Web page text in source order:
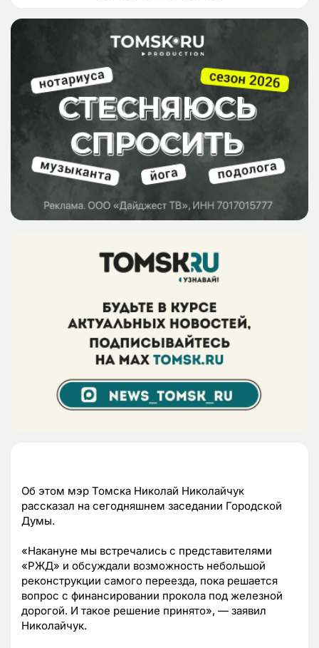
Об этом мэр Томска Николай Николайчук
рассказал на сегодняшнем заседании Городской
Думы.
«Накануне мы встречались с представителями
«РЖД» и обсуждали возможность небольшой
реконструкции самого переезда, пока решается
вопрос с финансировании прокола под железной
дорогой. И такое решение принято», — заявил
Николайчук.